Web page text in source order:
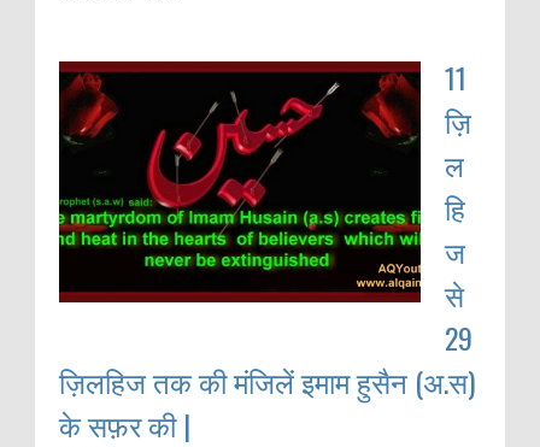
11
ज़ि
ल
हि
ज
से
29
ज़िलहिज तक की मंजिलें इमाम हुसैन (अ.स)
के सफ़र की |